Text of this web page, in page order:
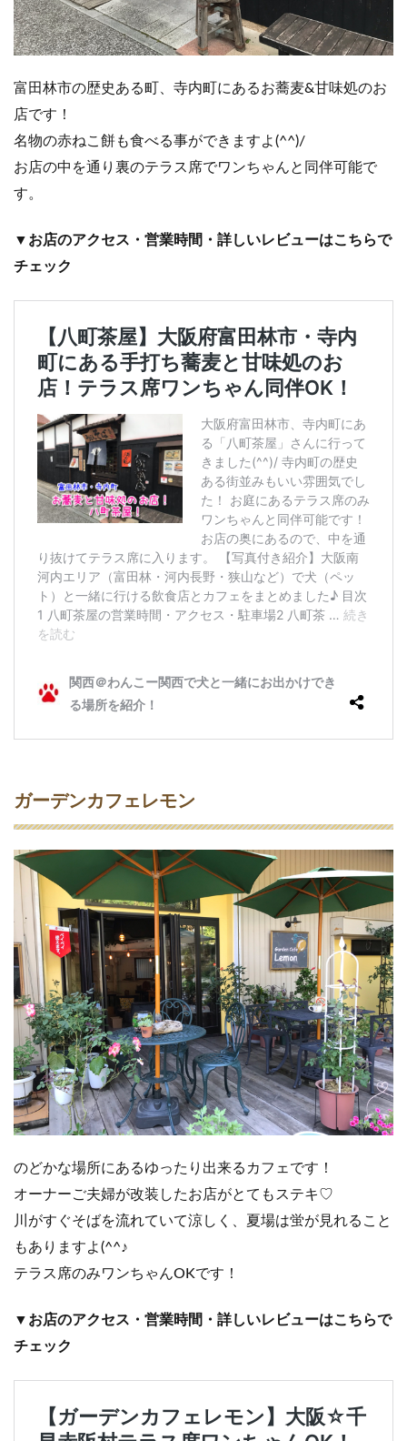
富田林市の歴史ある町、寺内町にあるお蕎麦&甘味処のお
店です！
名物の赤ねこ餅も食べる事ができますよ(^^)/
お店の中を通り裏のテラス席でワンちゃんと同伴可能で
す。
▼お店のアクセス・営業時間・詳しいレビューはこちらで
チェック
ガーデンカフェレモン
のどかな場所にあるゆったり出来るカフェです！
オーナーご夫婦が改装したお店がとてもステキ♡
川がすぐそばを流れていて涼しく、夏場は蛍が見れること
もありますよ(^^♪
テラス席のみワンちゃんOKです！
▼お店のアクセス・営業時間・詳しいレビューはこちらで
チェック